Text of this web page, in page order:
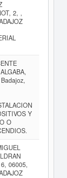
2, ,
Y
O
06005,